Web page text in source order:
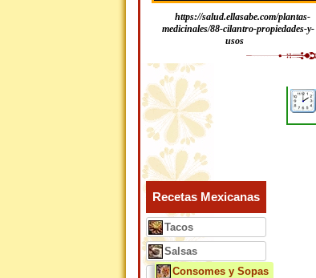
https://salud.ellasabe.com/plantas-
medicinales/88-cilantro-propiedades-y-
usos
Recetas Mexicanas
Tacos
Salsas
Consomes y Sopas